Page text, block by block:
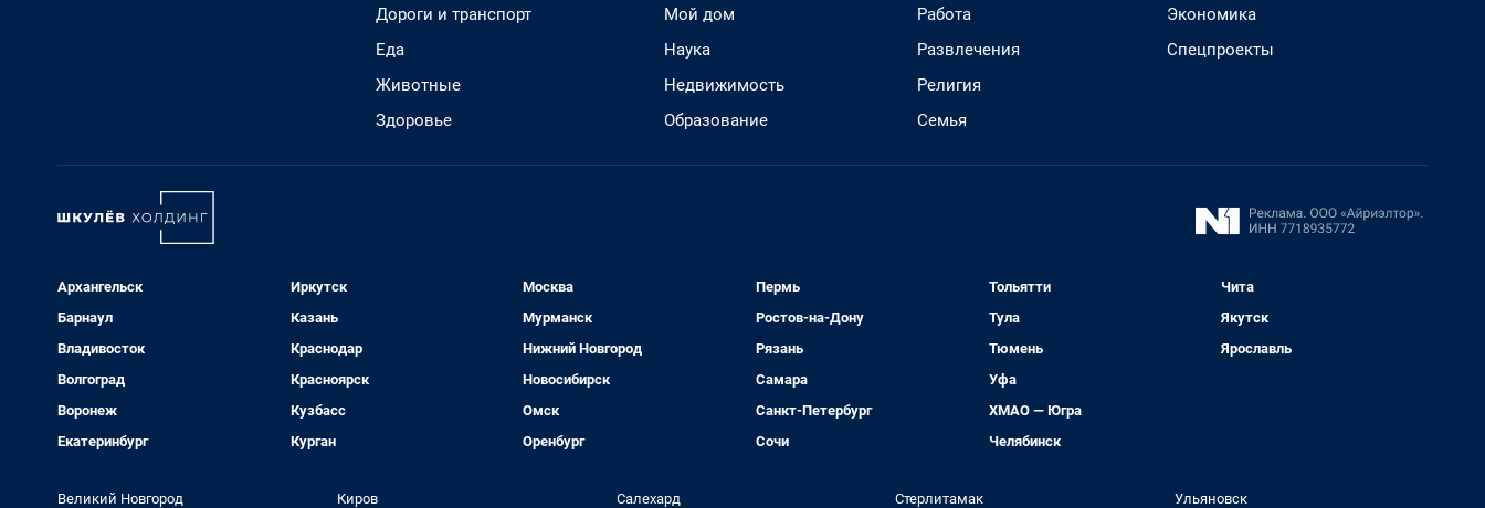
Дороги и транспорт
Еда
Животные
Здоровье
Мой дом
Наука
Недвижимость
Образование
Работа
Развлечения
Религия
Семья
Экономика
Спецпроекты
Архангельск
Барнаул
Владивосток
Волгоград
Воронеж
Екатеринбург
Иркутск
Казань
Краснодар
Красноярск
Кузбасс
Курган
Москва
Мурманск
Нижний Новгород
Новосибирск
Омск
Оренбург
Пермь
Ростов-на-Дону
Рязань
Самара
Санкт-Петербург
Сочи
Тольятти
Тула
Тюмень
Уфа
ХМАО — Югра
Челябинск
Чита
Якутск
Ярославль
Великий Новгород Киров Салехард Стерлитамак Ульяновск